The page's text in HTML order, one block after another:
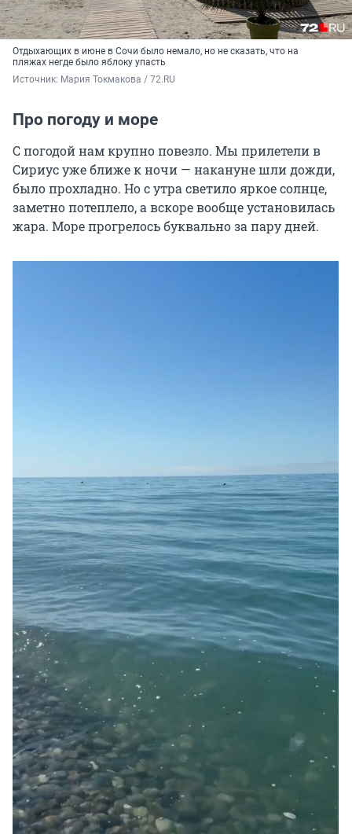
Отдыхающих в июне в Сочи было немало, но не сказать, что на
пляжах негде было яблоку упасть
Источник: Мария Токмакова / 72.RU
Про погоду и море
С погодой нам крупно повезло. Мы прилетели в
Сириус уже ближе к ночи — накануне шли дожди,
было прохладно. Но с утра светило яркое солнце,
заметно потеплело, а вскоре вообще установилась
жара. Море прогрелось буквально за пару дней.